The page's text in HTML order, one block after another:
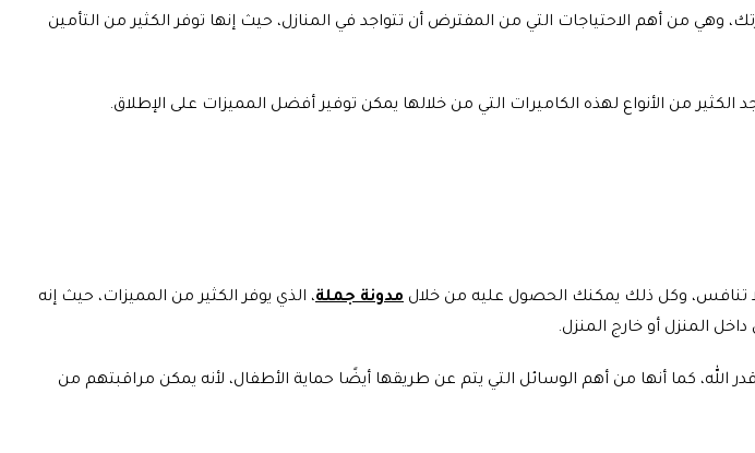
وهي من أهم الاحتياجات التي من المفترض أن تتواجد في المنازل، حيث إنها توفر الكثير من التأمين
من الأنواع لهذه الكاميرات التي من خلالها يمكن توفير أفضل المميزات على الإطلاق.
تنافس، وكل ذلك يمكنك الحصول عليه من خلال مدونة جملة، الذي يوفر الكثير من المميزات، حيث إنه
المنزل أو خارج المنزل.
الله، كما أنها من أهم الوسائل التي يتم عن طريقها أيضًا حماية الأطفال، لأنه يمكن مراقبتهم من